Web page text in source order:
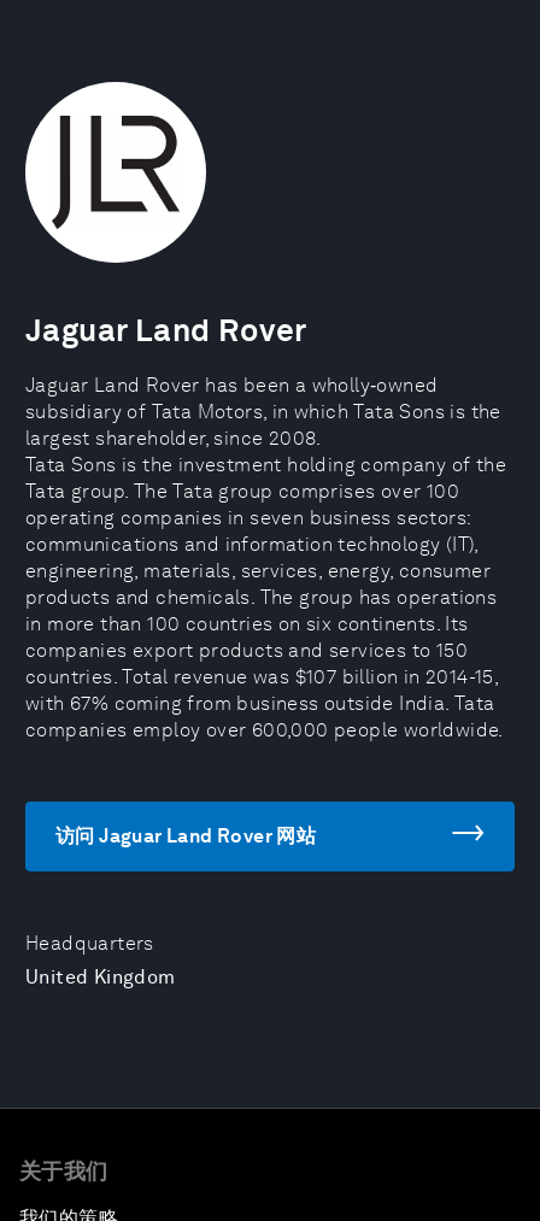
Headquarters
United Kingdom
Jaguar Land Rover
Jaguar Land Rover has been a wholly‑owned
subsidiary of Tata Motors, in which Tata Sons is the
largest shareholder, since 2008.
Tata Sons is the investment holding company of the
Tata group. The Tata group comprises over 100
operating companies in seven business sectors:
communications and information technology (IT),
engineering, materials, services, energy, consumer
products and chemicals. The group has operations
in more than 100 countries on six continents. Its
companies export products and services to 150
countries. Total revenue was $107 billion in 2014-15,
with 67% coming from business outside India. Tata
companies employ over 600,000 people worldwide.
访问 Jaguar Land Rover 网站
关于我们